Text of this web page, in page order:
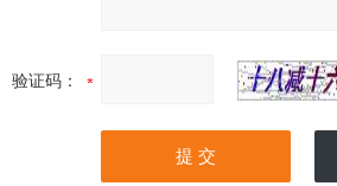
验证码：